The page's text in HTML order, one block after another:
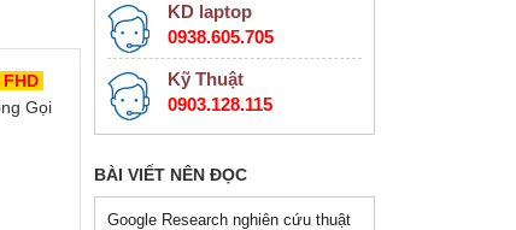
KD laptop
0938.605.705
Kỹ Thuật
0903.128.115
BÀI VIẾT NÊN ĐỌC
Google Research nghiên cứu thuật
Gọi